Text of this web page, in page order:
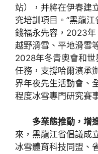
站），并將在伊春建
究培訓項目。”黑龍
錢福永先容，2023
越野滑雪、平地滑雪
2028年冬青奧會和
任務，支撐哈爾濱承
界年夜先生活動會、
程度冰雪專門研究賽
多業態推動，增
來，黑龍江省倡議成
冰雪體育科技同盟、